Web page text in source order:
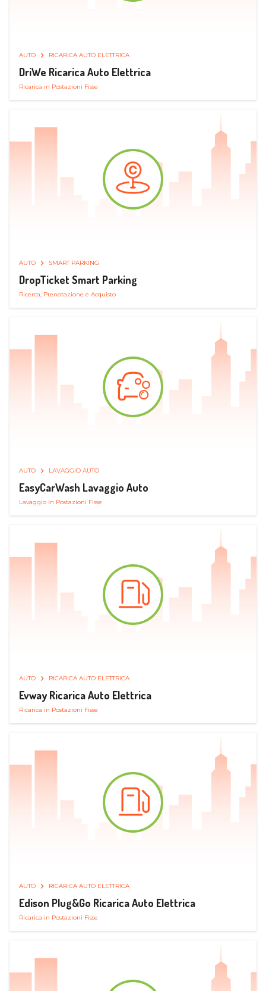
AUTO RICARICA AUTO ELETTRICA
DriWe Ricarica Auto Elettrica
Ricarica in Postazioni Fisse
AUTO SMART PARKING
DropTicket Smart Parking
Ricerca, Prenotazione e Acquisto
AUTO LAVAGGIO AUTO
EasyCarWash Lavaggio Auto
Lavaggio in Postazioni Fisse
AUTO RICARICA AUTO ELETTRICA
Evway Ricarica Auto Elettrica
Ricarica in Postazioni Fisse
AUTO RICARICA AUTO ELETTRICA
Edison Plug&Go Ricarica Auto Elettrica
Ricarica in Postazioni Fisse